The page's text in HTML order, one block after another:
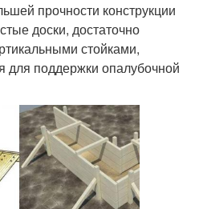
прочности конструкции
доски, достаточно
стойками,
для поддержки опалубочной